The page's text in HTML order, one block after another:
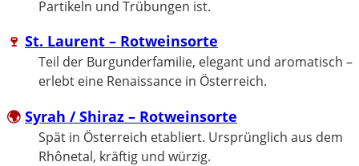
Partikeln und Trübungen ist.
🍷 St. Laurent – Rotweinsorte
Teil der Burgunderfamilie, elegant und aromatisch –
erlebt eine Renaissance in Österreich.
🌍 Syrah / Shiraz – Rotweinsorte
Spät in Österreich etabliert. Ursprünglich aus dem
Rhônetal, kräftig und würzig.